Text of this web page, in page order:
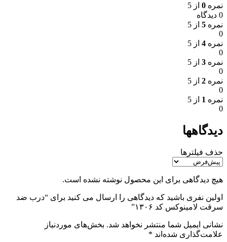
نمره 0 از 5
0 دیدگاه
نمره 5 از 5
0
نمره 4 از 5
0
نمره 3 از 5
0
نمره 2 از 5
0
نمره 1 از 5
0
دیدگاهها
حذف فیلترها
هیچ دیدگاهی برای این محصول نوشته نشده است.
اولین نفری باشید که دیدگاهی را ارسال می کنید برای “درب ضد
سرقت لامینوکس کد ۱۳۰۶”
نشانی ایمیل شما منتشر نخواهد شد. بخش‌های موردنیاز
علامت‌گذاری شده‌اند *